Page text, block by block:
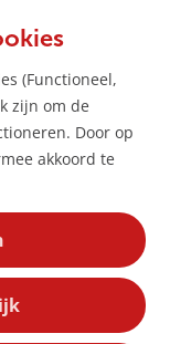
(Functioneel,
zijn om de
Door op
akkoord te
Hotspots
je bezoek
Bereikbaarheid
Overnachten
Kortingen